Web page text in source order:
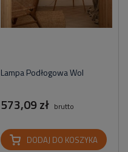
Lampa Podłogowa Wol
573,09 zł brutto
DODAJ DO KOSZYKA